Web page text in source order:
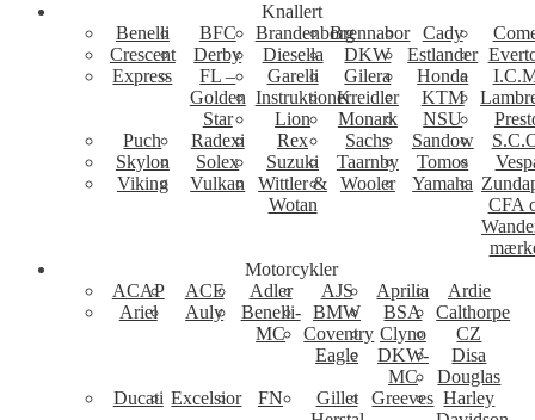
Knallert
Benelli
BFC BrandenborgBrennabor Cady
Crescent
Derby Diesella DKW Estlander
Express
FL –
Golden
Star
Garelli Gilera Honda
InstruktionerKreidler KTM
Lion
Monark NSU
Puch
Radexi Rex Sachs Sandow
Skylon
Solex Suzuki Taarnby Tomos
Viking
Vulkan
Wittler &
Wotan
Wooler Yamaha
CFA
Motorcykler
ACAP
ACE Adler AJS Aprilia
Ardie
Ariel
Auly
Benelli-
MC
BMW BSA
Calthorpe
Coventry
Eagle
Clyno
CZ
DKW-
MC
Disa
Douglas
Ducati Excelsior FN
Gillet
Greeves Harley